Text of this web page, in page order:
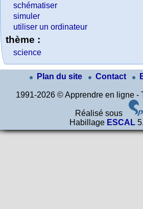
schématiser
simuler
utiliser un ordinateur
thème :
science
Plan du site Contact
1991-2026 © Apprendre en ligne -
Réalisé sous
Habillage ESCAL